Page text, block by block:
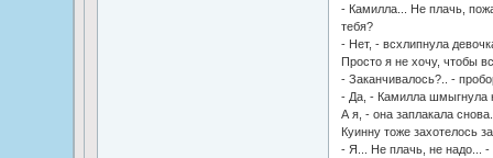
- Камилла... Не плачь,
тебя?
- Нет, - всхлипнула
Просто я не хочу, чтобы
- Заканчивалось?.. -
- Да, - Камилла шмыгнула
А я, - она заплакала
Куинну тоже захотелось
- Я... Не плачь, не надо... -